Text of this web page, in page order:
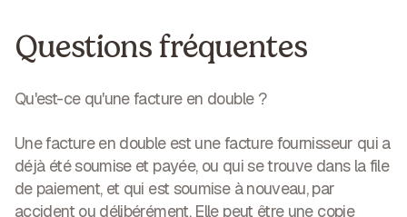
Questions fréquentes
Qu'est-ce qu'une facture en double ?
Une facture en double est une facture fournisseur qui a
déjà été soumise et payée, ou qui se trouve dans la file
de paiement, et qui est soumise à nouveau, par
accident ou délibérément. Elle peut être une copie